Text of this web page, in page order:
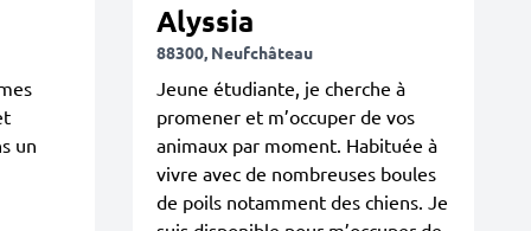
un
Alyssia
88300, Neufchâteau
Jeune étudiante, je cherche à
promener et m’occuper de vos
animaux par moment. Habituée à
vivre avec de nombreuses boules
de poils notamment des chiens. Je